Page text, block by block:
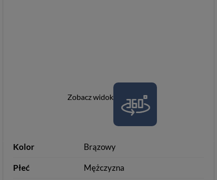
Zobacz widok
Kolor Brązowy
Płeć Mężczyzna